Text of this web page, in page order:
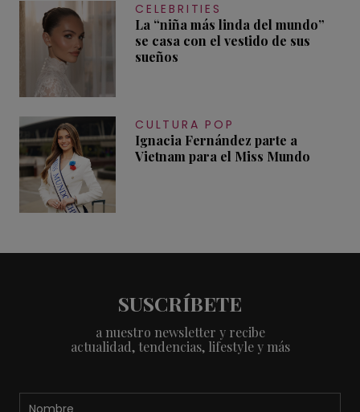
CELEBRITIES
La “niña más linda del mundo”
se casa con el vestido de sus
sueños
CULTURA POP
Ignacia Fernández parte a
Vietnam para el Miss Mundo
SUSCRÍBETE
a nuestro newsletter y recibe
actualidad, tendencias, lifestyle y más